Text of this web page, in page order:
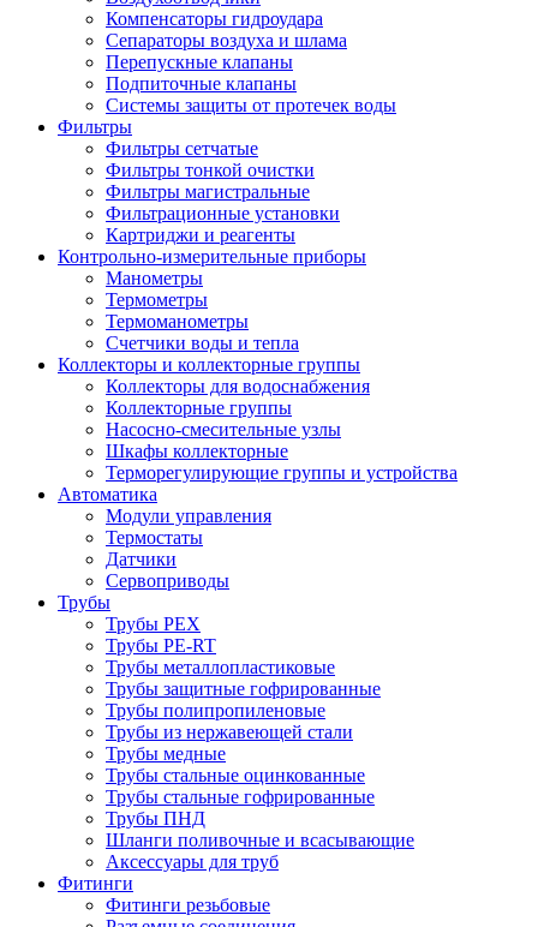
Компенсаторы гидроудара
Сепараторы воздуха и шлама
Перепускные клапаны
Подпиточные клапаны
Системы защиты от протечек воды
Фильтры
Фильтры сетчатые
Фильтры тонкой очистки
Фильтры магистральные
Фильтрационные установки
Картриджи и реагенты
Контрольно-измерительные приборы
Манометры
Термометры
Термоманометры
Счетчики воды и тепла
Коллекторы и коллекторные группы
Коллекторы для водоснабжения
Коллекторные группы
Насосно-смесительные узлы
Шкафы коллекторные
Терморегулирующие группы и устройства
Автоматика
Модули управления
Термостаты
Датчики
Сервоприводы
Трубы
Трубы PEX
Трубы PE-RT
Трубы металлопластиковые
Трубы защитные гофрированные
Трубы полипропиленовые
Трубы из нержавеющей стали
Трубы медные
Трубы стальные оцинкованные
Трубы стальные гофрированные
Трубы ПНД
Шланги поливочные и всасывающие
Аксессуары для труб
Фитинги
Фитинги резьбовые